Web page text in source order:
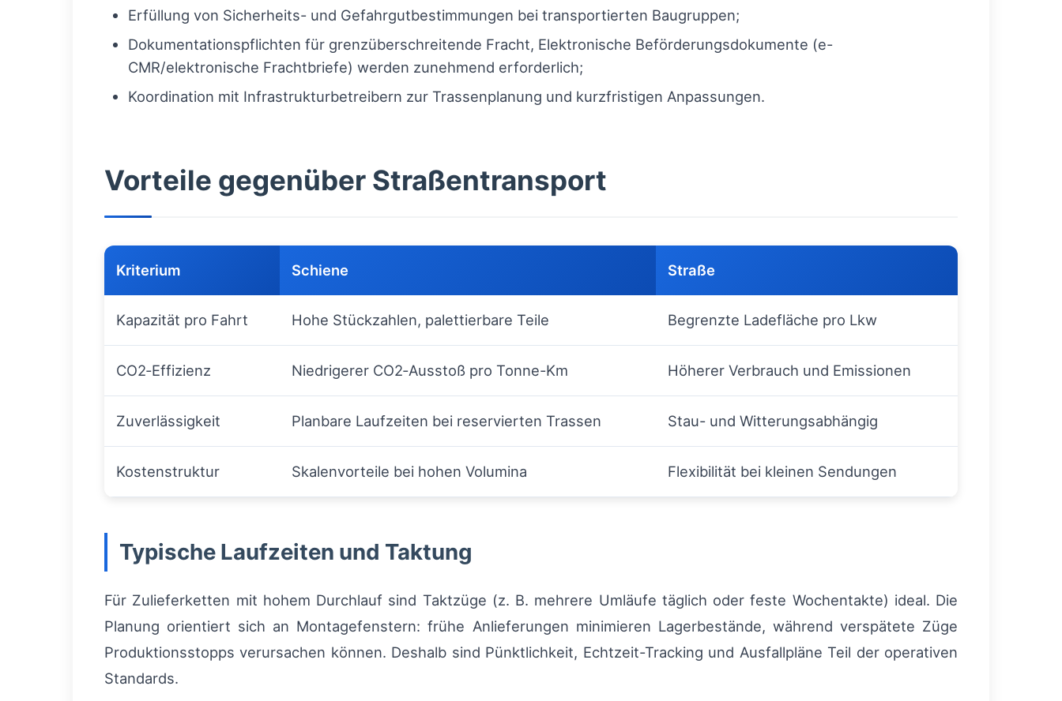
Erfüllung von Sicherheits- und Gefahrgutbestimmungen bei transportierten Baugruppen;
Dokumentationspflichten für grenzüberschreitende Fracht, Elektronische Beförderungsdokumente (e-
CMR/elektronische Frachtbriefe) werden zunehmend erforderlich;
Koordination mit Infrastrukturbetreibern zur Trassenplanung und kurzfristigen Anpassungen.
Vorteile gegenüber Straßentransport
Kriterium Schiene Straße
Kapazität pro Fahrt Hohe Stückzahlen, palettierbare Teile Begrenzte Ladefläche pro Lkw
CO2‑Effizienz Niedrigerer CO2‑Ausstoß pro Tonne-Km Höherer Verbrauch und Emissionen
Zuverlässigkeit Planbare Laufzeiten bei reservierten Trassen Stau- und Witterungsabhängig
Kostenstruktur Skalenvorteile bei hohen Volumina Flexibilität bei kleinen Sendungen
Typische Laufzeiten und Taktung
Für Zulieferketten mit hohem Durchlauf sind Taktzüge (z. B. mehrere Umläufe täglich oder feste Wochentakte) ideal. Die
Planung orientiert sich an Montagefenstern: frühe Anlieferungen minimieren Lagerbestände, während verspätete Züge
Produktionsstopps verursachen können. Deshalb sind Pünktlichkeit, Echtzeit-Tracking und Ausfallpläne Teil der operativen
Standards.